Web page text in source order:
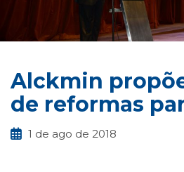
Alckmin
de reformas
1 de ago de 2018